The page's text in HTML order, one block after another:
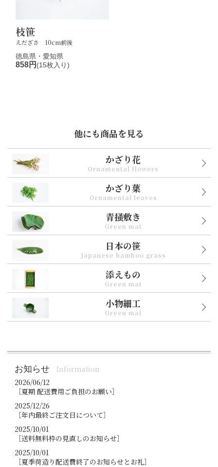
枝笹
えだざさ 10cm前後
徳島県・愛知県
858円 (15枚入り)
他にも商品を見る
かざり花
Ornamental flowers
かざり葉
Ornamental leaves
青掻敷き
Green mat
日本の笹
Japanese bamboo grass
添えもの
Green mat
小物細工
Green mat
お知らせ
Information
2026/06/12
［夏期 配送費用ご負担のお願い］
2025/12/26
［年内最終ご注文日について］
2025/10/01
［送料無料枠の見直しのお知らせ］
2025/10/01
［夏季荷造り配送費終了のお知らせとお礼］